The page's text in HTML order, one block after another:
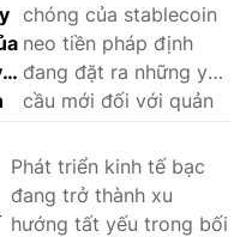
chóng của stablecoin
neo tiền pháp định
đang đặt ra những yêu
cầu mới đối với quản
khổ pháp lý. Thông
qua phân tích và so
sánh kinh nghiệm
Phát triển kinh tế bạc
đang trở thành xu
hướng tất yếu trong bối